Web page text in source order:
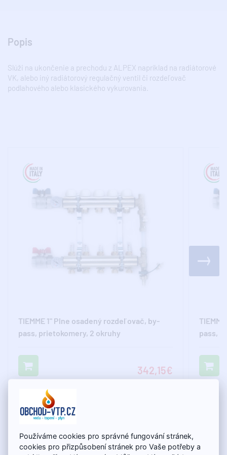
Popis
Slúži na ukončenie a prechodu z ALPEX napríklad na radiátorové
VK, alebo iný radiátorový regulačný ventil či rozdeľovač
podlahového alebo klasického vykurovania.
TIEMME 1" Plne osadený rozdeľovač, by-
pass, prietokomery, 2 okruhy
342,15€
pass,
Súčasne zákazníci kupujú
Používáme cookies pro správné fungování stránek,
cookies pro přizpůsobení stránek pro Vaše potřeby a